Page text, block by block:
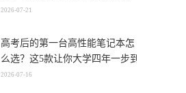
2026-07-21
高考后的第一台高性能笔记本怎
么选？这5款让你大学四年一步到
位
2026-07-16